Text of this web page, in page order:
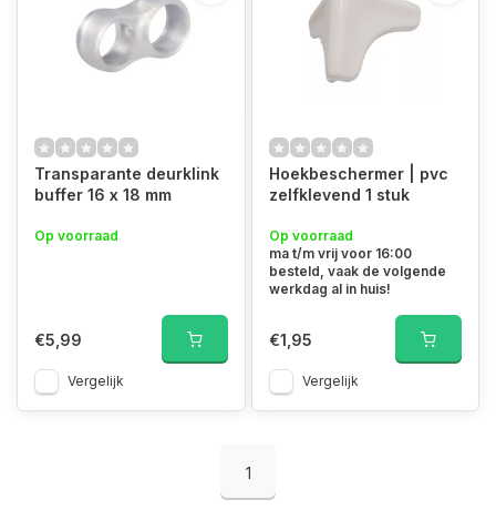
Transparante deurklink
buffer 16 x 18 mm
Op voorraad
€5,99
Vergelijk
Hoekbeschermer | pvc
zelfklevend 1 stuk
Op voorraad
ma t/m vrij voor 16:00
besteld, vaak de volgende
werkdag al in huis!
€1,95
Vergelijk
1